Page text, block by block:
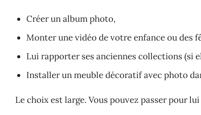
Créer un album photo,
Monter une vidéo de votre enfance ou des
Lui rapporter ses anciennes collections (si
Installer un meuble décoratif avec photo
Le choix est large. Vous pouvez passer pour